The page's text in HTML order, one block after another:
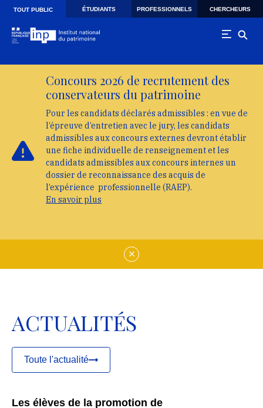
Skip to main navigation
Aller au contenu principal
TOUT PUBLIC ÉTUDIANTS PROFESSIONNELS CHERCHEURS
Concours 2026 de recrutement des
conservateurs du patrimoine
Pour les candidats déclarés admissibles : en vue de
l’épreuve d’entretien avec le jury, les candidats
admissibles aux concours externes devront établir
une fiche individuelle de renseignement et les
candidats admissibles aux concours internes un
dossier de reconnaissance des acquis de
l’expérience professionnelle (RAEP).
En savoir plus
ACTUALITÉS
Toute l'actualité
Les élèves de la promotion de